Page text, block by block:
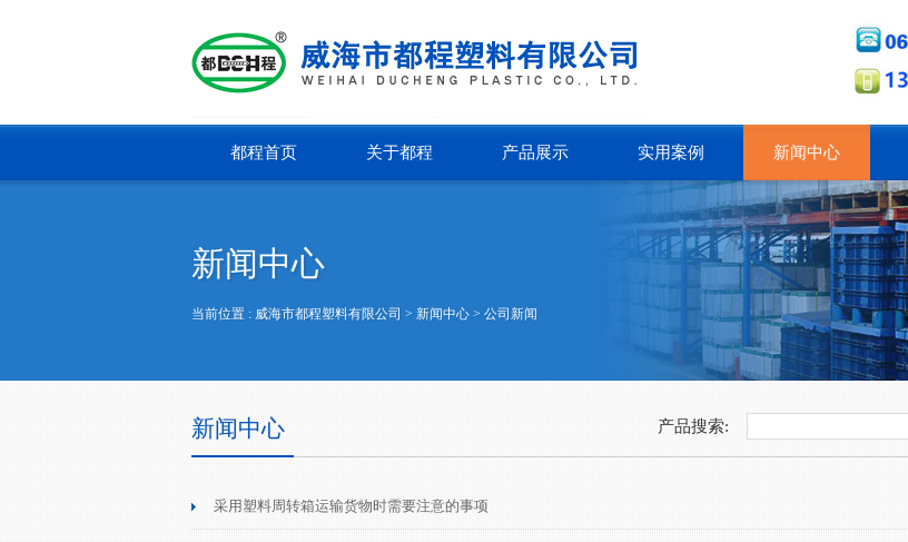
都程首页 关于都程 产品展示 实用案例 新闻中心
新闻中心
当前位置 : 威海市都程塑料有限公司 > 新闻中心 > 公司新闻
新闻中心 产品搜索:
采用塑料周转箱运输货物时需要注意的事项